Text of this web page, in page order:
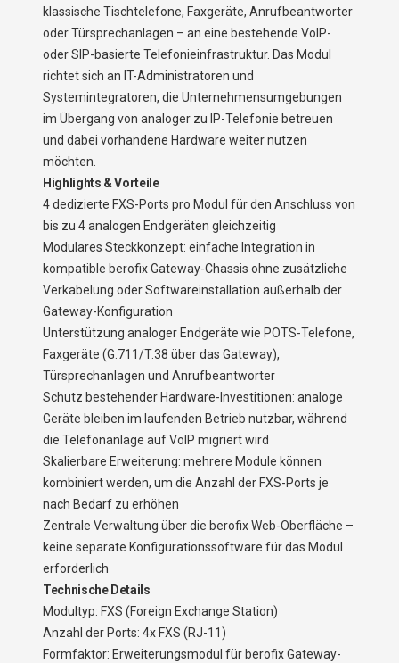
klassische Tischtelefone, Faxgeräte, Anrufbeantworter
oder Türsprechanlagen – an eine bestehende VoIP-
oder SIP-basierte Telefonieinfrastruktur. Das Modul
richtet sich an IT-Administratoren und
Systemintegratoren, die Unternehmensumgebungen
im Übergang von analoger zu IP-Telefonie betreuen
und dabei vorhandene Hardware weiter nutzen
möchten.
Highlights & Vorteile
4 dedizierte FXS-Ports pro Modul für den Anschluss von
bis zu 4 analogen Endgeräten gleichzeitig
Modulares Steckkonzept: einfache Integration in
kompatible berofix Gateway-Chassis ohne zusätzliche
Verkabelung oder Softwareinstallation außerhalb der
Gateway-Konfiguration
Unterstützung analoger Endgeräte wie POTS-Telefone,
Faxgeräte (G.711/T.38 über das Gateway),
Türsprechanlagen und Anrufbeantworter
Schutz bestehender Hardware-Investitionen: analoge
Geräte bleiben im laufenden Betrieb nutzbar, während
die Telefonanlage auf VoIP migriert wird
Skalierbare Erweiterung: mehrere Module können
kombiniert werden, um die Anzahl der FXS-Ports je
nach Bedarf zu erhöhen
Zentrale Verwaltung über die berofix Web-Oberfläche –
keine separate Konfigurationssoftware für das Modul
erforderlich
Technische Details
Modultyp: FXS (Foreign Exchange Station)
Anzahl der Ports: 4x FXS (RJ-11)
Formfaktor: Erweiterungsmodul für berofix Gateway-